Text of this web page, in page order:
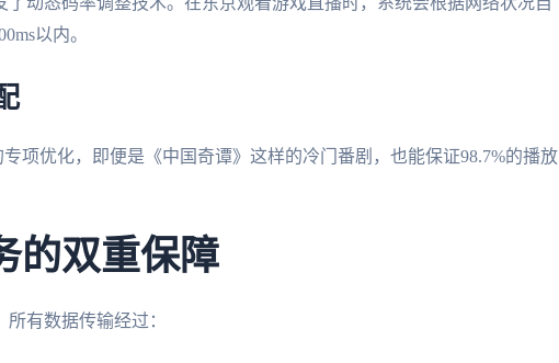
以内。
项优化，即便是《中国奇谭》这样的冷门番剧，也能保证98.7%的播放
的双重保障
有数据传输经过：